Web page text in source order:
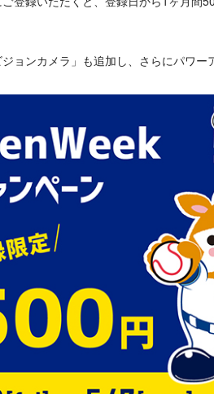
ョンカメラ」も追加し、さらにパワー